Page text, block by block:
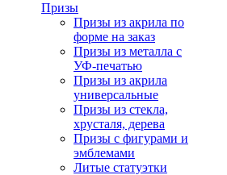
Призы
Призы из акрила по
форме на заказ
Призы из металла с
УФ-печатью
Призы из акрила
универсальные
Призы из стекла,
хрусталя, дерева
Призы с фигурами и
эмблемами
Литые статуэтки